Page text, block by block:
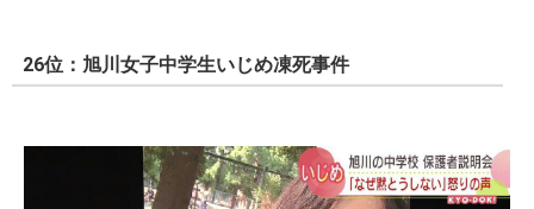
26位：旭川女子中学生いじめ凍死事件